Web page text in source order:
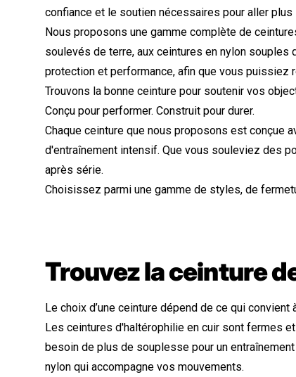
confiance et le soutien nécessaires pour aller plus
Nous proposons une gamme complète de
soulevés de terre, aux ceintures en nylon
protection et performance, afin que vous puissiez
Trouvons la bonne ceinture pour soutenir vos
Conçu pour performer. Construit pour durer.
Chaque ceinture que nous proposons est conçue
d'entraînement intensif. Que vous souleviez des
après série.
Choisissez parmi une gamme de styles, de
Trouvez la ceinture
Le choix d’une ceinture dépend de ce qui
Les ceintures d'haltérophilie en cuir sont fermes
besoin de plus de souplesse pour un
nylon qui accompagne vos mouvements.